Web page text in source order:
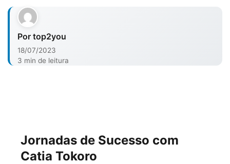
Por top2you
18/07/2023
3 min de leitura
Jornadas de Sucesso com
Catia Tokoro